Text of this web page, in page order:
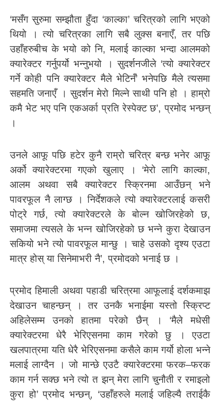
‘मसँग सुरुमा सम्झौता हुँदा ‘काल्का’ चरित्रको लागि भएको
थियो । त्यो चरित्रका लागि सबै लुक्स बनाएँ, तर पछि
उहाँहरुबीच के भयो को नि, मलाई काल्का भन्दा आलमको
क्यारेक्टर गर्नुपर्यो भन्नुभयो । सुदर्शनजीले ‘त्यो क्यारेक्टर
गर्ने कोही पनि क्यारेक्टर मैले भेटिनँ’ भनेपछि मैले त्यसमा
सहमति जनाएँ । सुदर्शन मेरो मिल्ने साथी पनि हो । हाम्रो
कमै भेट भए पनि एकअर्का प्रति रेस्पेक्ट छ’, प्रमोद भन्छन्
।
उनले आफू पछि हटेर कुनै राम्रो चरित्र बन्छ भनेर आफू
अर्को क्यारेक्टरमा गएको खुलाए । ‘मेरो लागि काल्का,
आलम अथवा सबै क्यारेक्टर स्क्रिनमा आउँछन् भने
पावरफूल नै लाग्छ । निर्देशकले त्यो क्यारेक्टरलाई कसरी
पोट्रे गर्छ, त्यो क्यारेक्टरले के बोल्न खोजिरहेको छ,
समाजमा त्यसले के भन्न खोजिरहेको छ भन्ने कुरा देखाउन
सकियो भने त्यो पावरफूल मान्छु । चाहे उसको दृश्य एउटा
मात्र होस् या सिनेमाभरी नै’, प्रमोदको भनाई छ ।
प्रमोद हिमाली अथवा पहाडी चरित्रमा आफूलाई दर्शकमाझ
देखाउन चाहन्छन् । तर उनकै भनाईमा यस्तो स्क्रिप्ट
अहिलेसम्म उनको हातमा परेको छैन् । ‘मैले मधेसी
क्यारेक्टरमा धेरै भेरिएसनमा काम गरेको छु । एउटा
खलपात्रमा यति धेरै भेरिएसनमा कसैले काम गर्यो होला भन्ने
मलाई लाग्दैन । जो मान्छे एउटै क्यारेक्टरमा फरक–फरक
काम गर्न सक्छ भने त्यो त झन् मेरा लागि चुनौती र रमाइलो
कुरा हो’ प्रमोद भन्छन्, ‘उहाँहरुले मलाई जहिल्यै तराईकै